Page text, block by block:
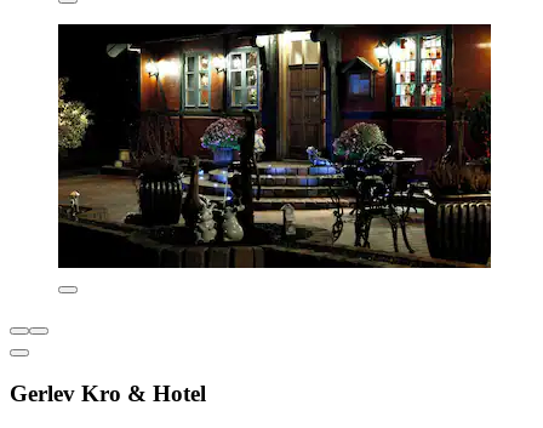
Gerlev Kro & Hotel